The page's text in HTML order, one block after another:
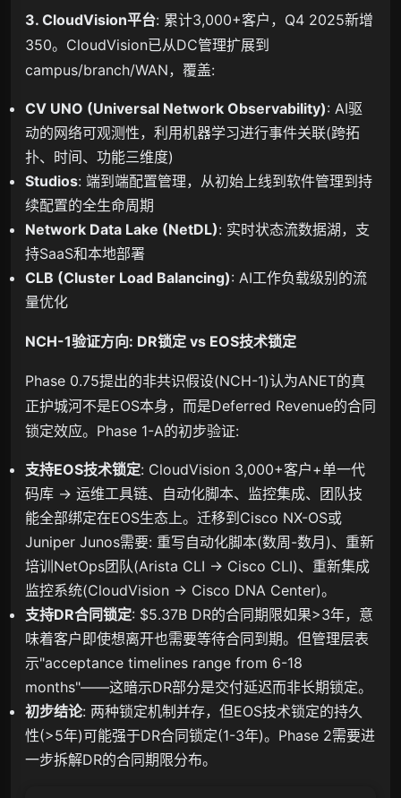
3. CloudVision平台: 累计3,000+客户，Q4 2025新增
350。CloudVision已从DC管理扩展到
campus/branch/WAN，覆盖:
CV UNO (Universal Network Observability): AI驱
动的网络可观测性，利用机器学习进行事件关联(跨拓
扑、时间、功能三维度)
Studios: 端到端配置管理，从初始上线到软件管理到持
续配置的全生命周期
Network Data Lake (NetDL): 实时状态流数据湖，支
持SaaS和本地部署
CLB (Cluster Load Balancing): AI工作负载级别的流
量优化
NCH-1验证方向: DR锁定 vs EOS技术锁定
Phase 0.75提出的非共识假设(NCH-1)认为ANET的真
正护城河不是EOS本身，而是Deferred Revenue的合同
锁定效应。Phase 1-A的初步验证:
支持EOS技术锁定: CloudVision 3,000+客户+单一代
码库 → 运维工具链、自动化脚本、监控集成、团队技
能全部绑定在EOS生态上。迁移到Cisco NX-OS或
Juniper Junos需要: 重写自动化脚本(数周-数月)、重新
培训NetOps团队(Arista CLI → Cisco CLI)、重新集成
监控系统(CloudVision → Cisco DNA Center)。
支持DR合同锁定: $5.37B DR的合同期限如果>3年，意
味着客户即使想离开也需要等待合同到期。但管理层表
示"acceptance timelines range from 6-18
months"——这暗示DR部分是交付延迟而非长期锁定。
初步结论: 两种锁定机制并存，但EOS技术锁定的持久
性(>5年)可能强于DR合同锁定(1-3年)。Phase 2需要进
一步拆解DR的合同期限分布。